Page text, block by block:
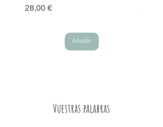
Precio
28,00 €
Añadir
Precio
30,00 €
Vuestras palabras